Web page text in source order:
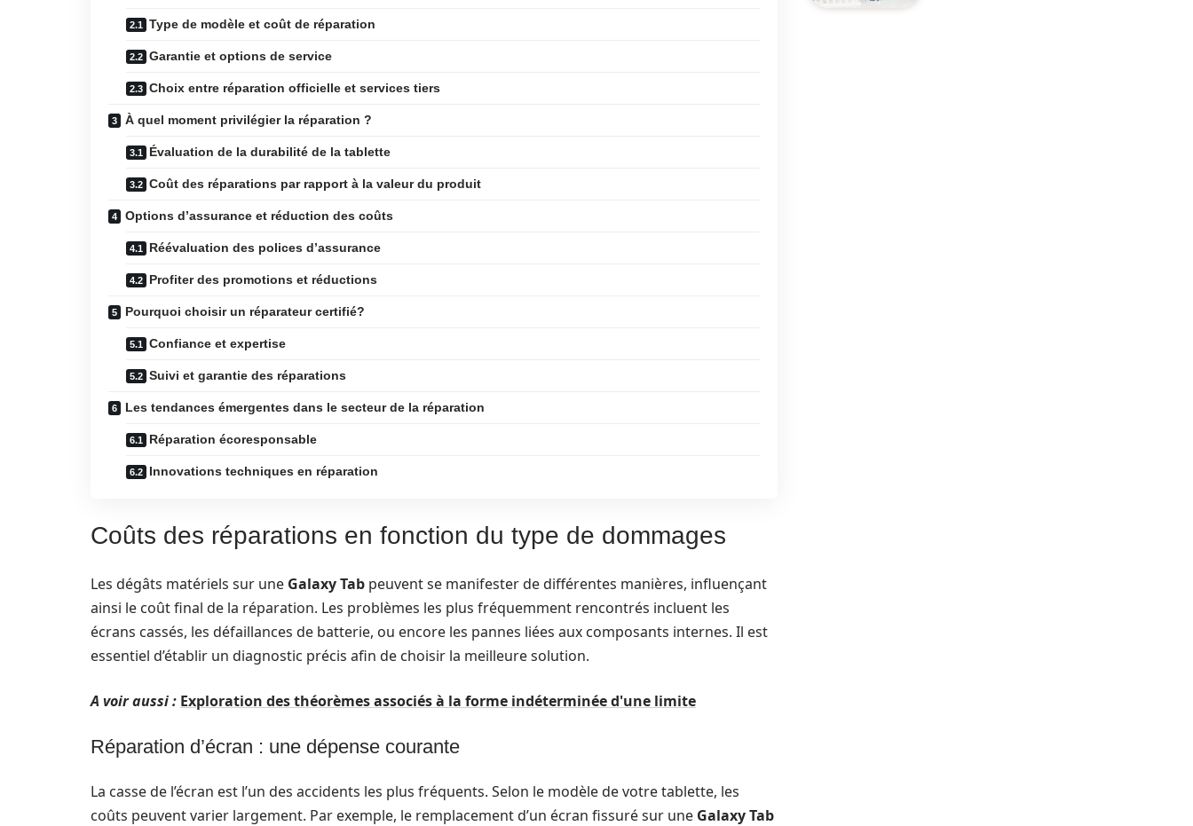
Type de modèle et coût de réparation
Garantie et options de service
Choix entre réparation officielle et services tiers
À quel moment privilégier la réparation ?
Évaluation de la durabilité de la tablette
Coût des réparations par rapport à la valeur du produit
Options d’assurance et réduction des coûts
Réévaluation des polices d’assurance
Profiter des promotions et réductions
Pourquoi choisir un réparateur certifié?
Confiance et expertise
Suivi et garantie des réparations
Les tendances émergentes dans le secteur de la réparation
Réparation écoresponsable
Innovations techniques en réparation
Coûts des réparations en fonction du type de dommages
Les dégâts matériels sur une Galaxy Tab peuvent se manifester de différentes manières, influençant
ainsi le coût final de la réparation. Les problèmes les plus fréquemment rencontrés incluent les
écrans cassés, les défaillances de batterie, ou encore les pannes liées aux composants internes. Il est
essentiel d’établir un diagnostic précis afin de choisir la meilleure solution.
A voir aussi : Exploration des théorèmes associés à la forme indéterminée d'une limite
Réparation d’écran : une dépense courante
La casse de l’écran est l’un des accidents les plus fréquents. Selon le modèle de votre tablette, les
coûts peuvent varier largement. Par exemple, le remplacement d’un écran fissuré sur une Galaxy Tab